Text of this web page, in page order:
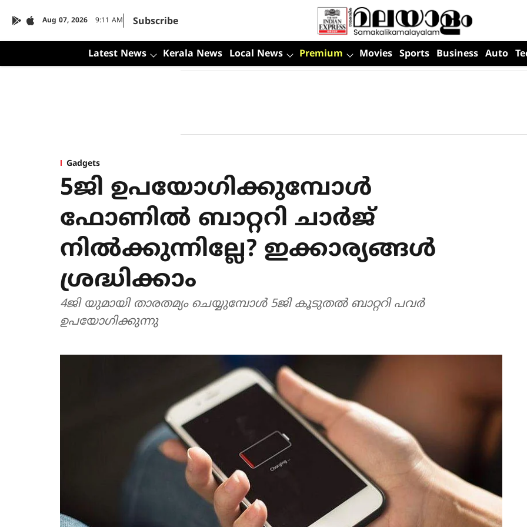
Aug 07, 2026 9:11 AM Subscribe
Latest News Kerala News Local News Premium Movies Sports Business Auto
Gadgets
5ജി ഉപയോഗിക്കുമ്പോള്‍
ഫോണില്‍ ബാറ്ററി ചാര്‍ജ്
നില്‍ക്കുന്നില്ലേ? ഇക്കാര്യങ്ങള്‍
ശ്രദ്ധിക്കാം
4ജി യുമായി താരതമ്യം ചെയ്യുമ്പോള്‍ 5ജി കൂടുതല്‍ ബാറ്ററി പവര്‍
ഉപയോഗിക്കുന്നു